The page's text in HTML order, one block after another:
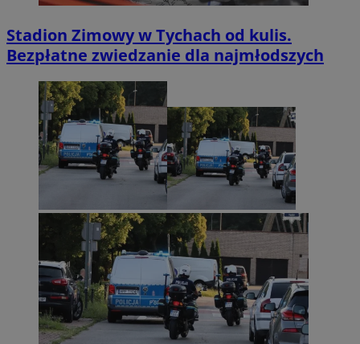
Stadion Zimowy w Tychach od kulis.
Bezpłatne zwiedzanie dla najmłodszych